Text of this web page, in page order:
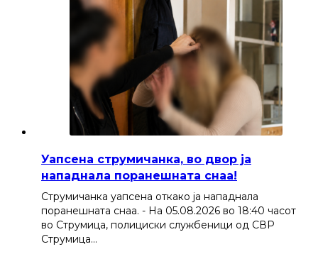
Уапсена струмичанка, во двор ја
нападнала поранешната снаа!
Струмичанка уапсена откако ја нападнала
поранешната снаа. - На 05.08.2026 во 18:40 часот
во Струмица, полициски службеници од СВР
Струмица…